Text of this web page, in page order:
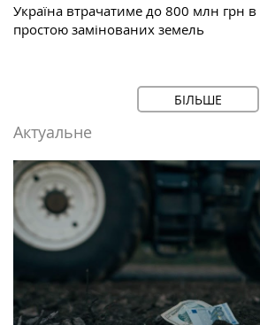
Україна втрачатиме до 800 млн грн в
простою замінованих земель
БІЛЬШЕ
Актуальне